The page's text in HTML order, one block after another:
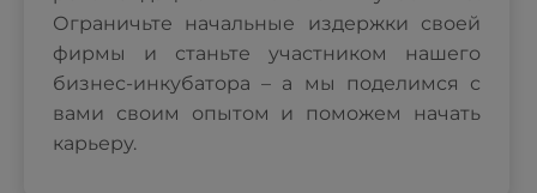
Ограничьте начальные издержки своей
фирмы и станьте участником нашего
бизнес-инкубатора – а мы поделимся с
вами своим опытом и поможем начать
карьеру.